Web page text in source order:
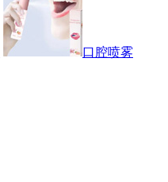
口腔喷雾